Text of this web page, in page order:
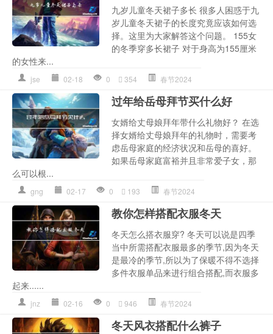
九岁儿童冬天裙子多长 很多人困惑于九
岁儿童冬天裙子的长度究竟应该如何选
择。这里为大家解答这个问题。 155女
的冬季穿多长裙子 对于身高为155厘米
的女性来...
jse 02-18 0 354 春节2024
过年给岳母拜节买什么好
女婿给丈母娘拜年带什么礼物好？ 在选
择女婿给丈母娘拜年的礼物时，需要考
虑岳母家庭的经济状况和岳母的喜好。
如果岳母家庭富裕并且非常爱子女，那
么可以根...
gng 02-17 0 193 春节2024
教你怎样搭配衣服冬天
冬天怎么搭衣服穿? 冬天可以说是四季
当中所需搭配衣服最多的季节,因为冬天
是最冷的季节,所以为了保暖不得不选择
多件衣服单品来进行组合搭配,而衣服多
起来......
jnz 02-16 0 946 春节2024
冬天风衣搭配什么裤子